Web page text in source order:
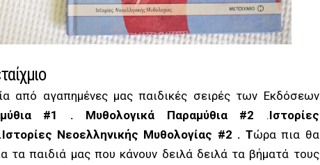
από αγαπημένες μας παιδικές σειρές των Εκδόσεων
#1 . Μυθολογικά Παραμύθια #2 .Ιστορίες
.Ιστορίες Νεοελληνικής Μυθολογίας #2 . Τώρα πια θα
τα παιδιά μας που κάνουν δειλά δειλά τα βήματά τους